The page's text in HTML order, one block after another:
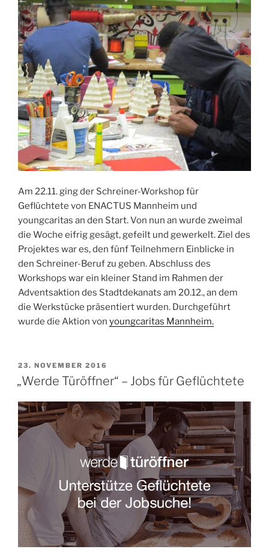
Am 22.11. ging der Schreiner-Workshop für
Geflüchtete von ENACTUS Mannheim und
youngcaritas an den Start. Von nun an wurde zweimal
die Woche eifrig gesägt, gefeilt und gewerkelt. Ziel des
Projektes war es, den fünf Teilnehmern Einblicke in
den Schreiner-Beruf zu geben. Abschluss des
Workshops war ein kleiner Stand im Rahmen der
Adventsaktion des Stadtdekanats am 20.12., an dem
die Werkstücke präsentiert wurden. Durchgeführt
wurde die Aktion von youngcaritas Mannheim.
VERÖFFENTLICHT
AM
23. NOVEMBER 2016
„Werde Türöffner“ – Jobs für Geflüchtete